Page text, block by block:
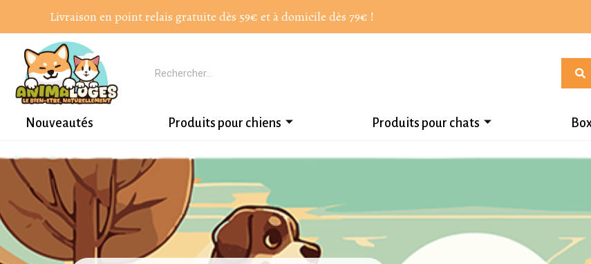
Livraison en point relais gratuite dès 59€ et à domicile dès 79€ !
Nouveautés Produits pour chiens Produits pour chats